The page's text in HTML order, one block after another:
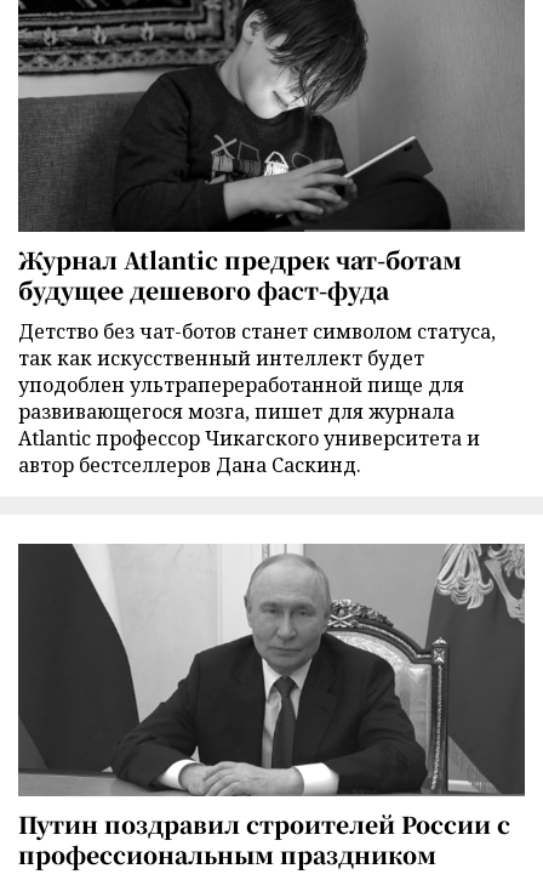
Журнал Atlantic предрек чат-ботам
будущее дешевого фаст-фуда
Детство без чат-ботов станет символом статуса,
так как искусственный интеллект будет
уподоблен ультрапереработанной пище для
развивающегося мозга, пишет для журнала
Atlantic профессор Чикагского университета и
автор бестселлеров Дана Саскинд.
Путин поздравил строителей России с
профессиональным праздником